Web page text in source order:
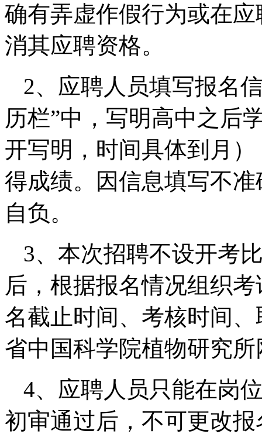
确有弄虚作假行为或在
消其应聘资格。
2、应聘人员填写报名
历栏”中，写明高中之后
开写明，时间具体到月
得成绩。因信息填写不
自负。
3、本次招聘不设开考
后，根据报名情况组织
名截止时间、考核时间
省中国科学院植物研究
4、应聘人员只能在岗
初审通过后，不可更改